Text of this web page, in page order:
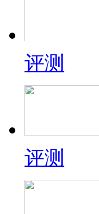
评测
评测